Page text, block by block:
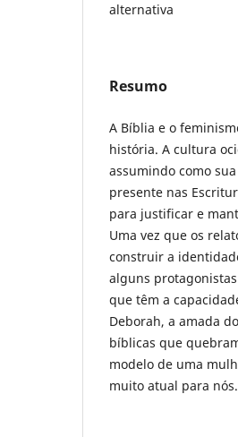
alternativa
Resumo
A Bíblia e o
história. A cultura
assumindo como
presente nas
para justificar e
Uma vez que os
construir a
alguns
que têm a
Deborah, a amada
bíblicas que
modelo de uma
muito atual para nós.